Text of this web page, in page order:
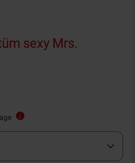
sexy Mrs.